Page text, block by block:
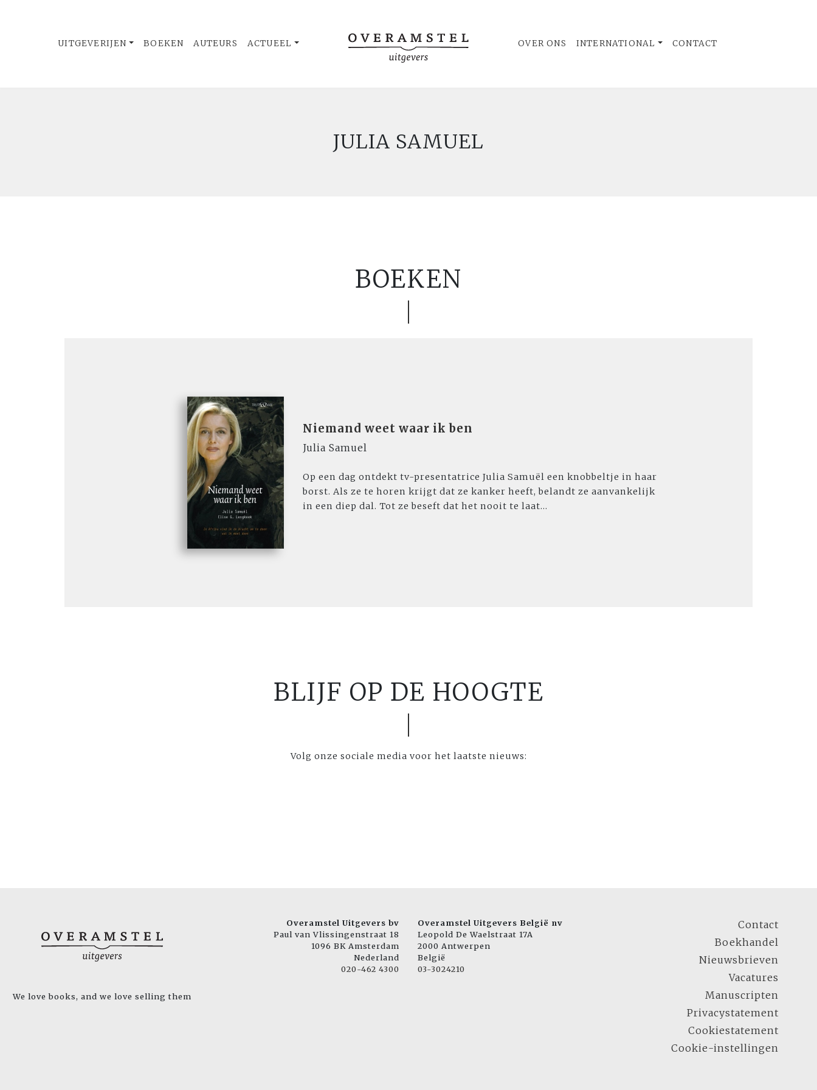
UITGEVERIJEN BOEKEN AUTEURS ACTUEEL OVER ONS INTERNATIONAL CONTACT
JULIA SAMUEL
BOEKEN
Niemand weet waar ik ben
Julia Samuel
Op een dag ontdekt tv-presentatrice Julia Samuël een knobbeltje in haar
borst. Als ze te horen krijgt dat ze kanker heeft, belandt ze aanvankelijk
in een diep dal. Tot ze beseft dat het nooit te laat...
BLIJF OP DE HOOGTE
Volg onze sociale media voor het laatste nieuws:
We love books, and we love selling them
Overamstel Uitgevers bv
Paul van Vlissingenstraat 18
1096 BK Amsterdam
Nederland
020-462 4300
Overamstel Uitgevers België nv
Leopold De Waelstraat 17A
2000 Antwerpen
België
03-3024210
Contact
Boekhandel
Nieuwsbrieven
Vacatures
Manuscripten
Privacystatement
Cookiestatement
Cookie-instellingen